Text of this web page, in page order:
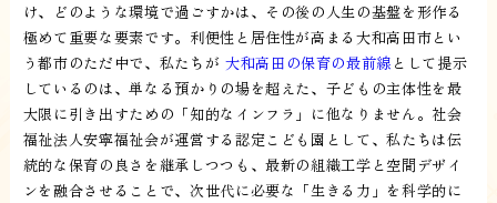
け、どのような環境で過ごすかは、その後の人生の基盤を形作る
極めて重要な要素です。利便性と居住性が高まる大和高田市とい
う都市のただ中で、私たちが 大和高田の保育の最前線 として提示
しているのは、単なる預かりの場を超えた、子どもの主体性を最
大限に引き出すための「知的なインフラ」に他なりません。社会
福祉法人安寧福祉会が運営する認定こども園として、私たちは伝
統的な保育の良さを継承しつつも、最新の組織工学と空間デザイ
ンを融合させることで、次世代に必要な「生きる力」を科学的に